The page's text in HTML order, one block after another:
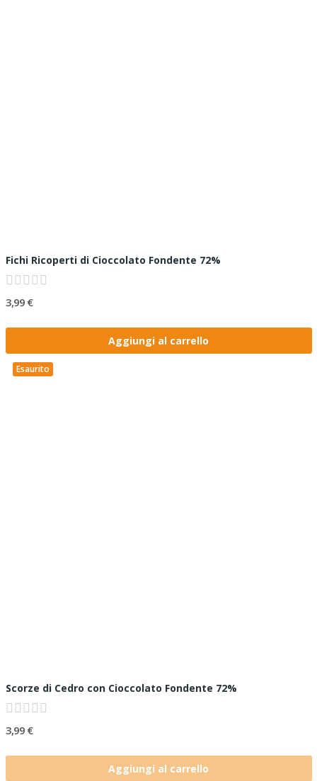
Fichi Ricoperti di Cioccolato Fondente 72%
3,99 €
Aggiungi al carrello
Esaurito
Scorze di Cedro con Cioccolato Fondente 72%
3,99 €
Aggiungi al carrello